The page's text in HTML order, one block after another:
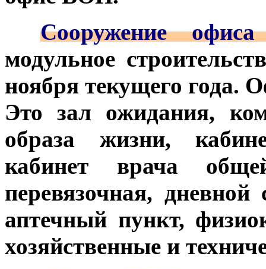
Сооружение
модульное
ноября текущего года.
Это зал ожидания,
образа жизни,
кабинет врача
перевязочная,
аптечный пункт,
хозяйственные и